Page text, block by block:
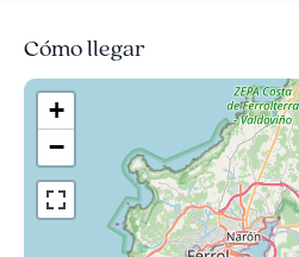
Cómo llegar
+
−